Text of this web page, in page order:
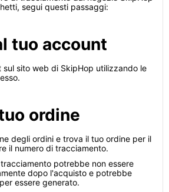
segui questi passaggi:
tuo account
sito web di SkipHop utilizzando le
ordine
degli ordini e trova il tuo ordine per il
il numero di tracciamento.
potrebbe non essere
dopo l'acquisto e potrebbe
essere generato.